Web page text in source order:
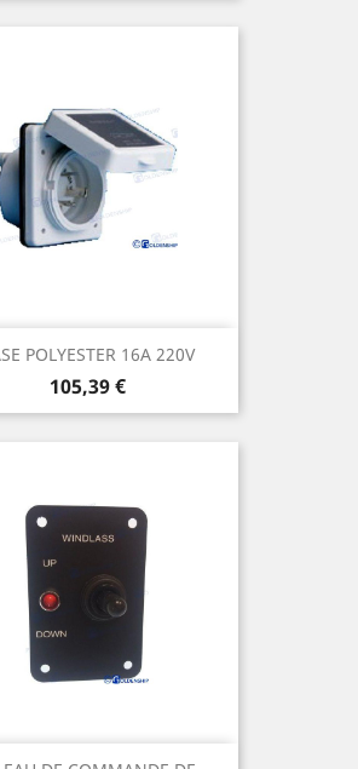
POLYESTER 16A 220V
Prix
105,39 €